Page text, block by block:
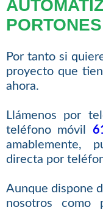
Por tanto si
proyecto que
ahora.
Llámenos por
teléfono móvil
amablemente,
directa por
Aunque dispone
nosotros como